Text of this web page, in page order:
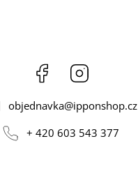
Facebook
objednavka@ipponshop.cz
+ 420 603 543 377